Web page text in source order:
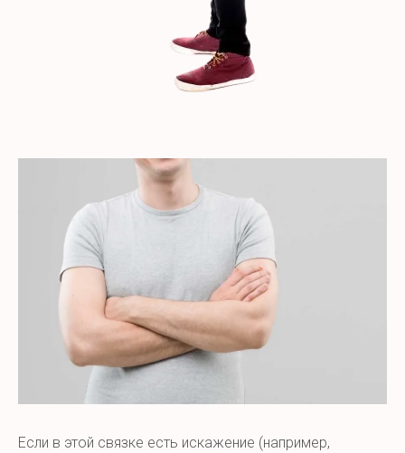
Если в этой связке есть искажение (например,